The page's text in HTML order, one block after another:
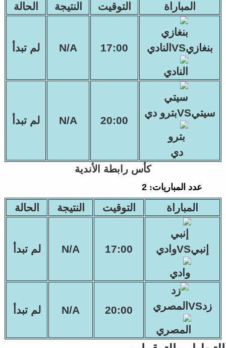
المباراة التوقيت النتيجة الحالة
بنغازيVSالنادي 17:00
N/A لم تبدأ
سيتيVSبترو دي
20:00
N/A لم تبدأ
كأس رابطة الأندية
عدد المباريات:2
المباراة التوقيت النتيجة الحالة
إنبيVSوادي 17:00
N/A لم تبدأ
زدVSالمصري 20:00
N/A لم تبدأ